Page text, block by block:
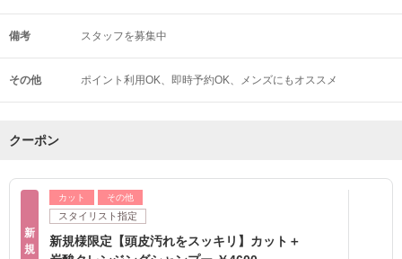
備考 スタッフを募集中
その他 ポイント利用OK 即時予約OK メンズにもオススメ
クーポン
新
規
カット その他
スタイリスト指定
新規様限定【頭皮汚れをスッキリ】カット＋